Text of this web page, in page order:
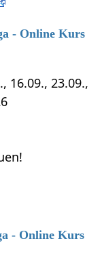
- Online Kurs
16.09., 23.09.,
- Online Kurs